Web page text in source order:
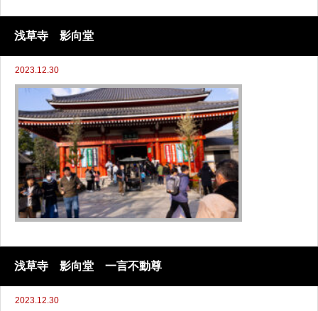
浅草寺 影向堂
2023.12.30
浅草寺 影向堂 一言不動尊
2023.12.30